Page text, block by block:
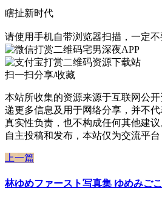
瞎扯新时代
请使用手机自带浏览器扫描，一定
宅男深夜APP
资源下载站
扫一扫分享/收藏
本站所收集的资源来源于互联网公
递更多信息及用于网络分享，并不
真实性负责，也不构成任何其他建
自主投稿和发布，本站仅为交流平台
上一篇
林ゆめファースト写真集 ゆめみご